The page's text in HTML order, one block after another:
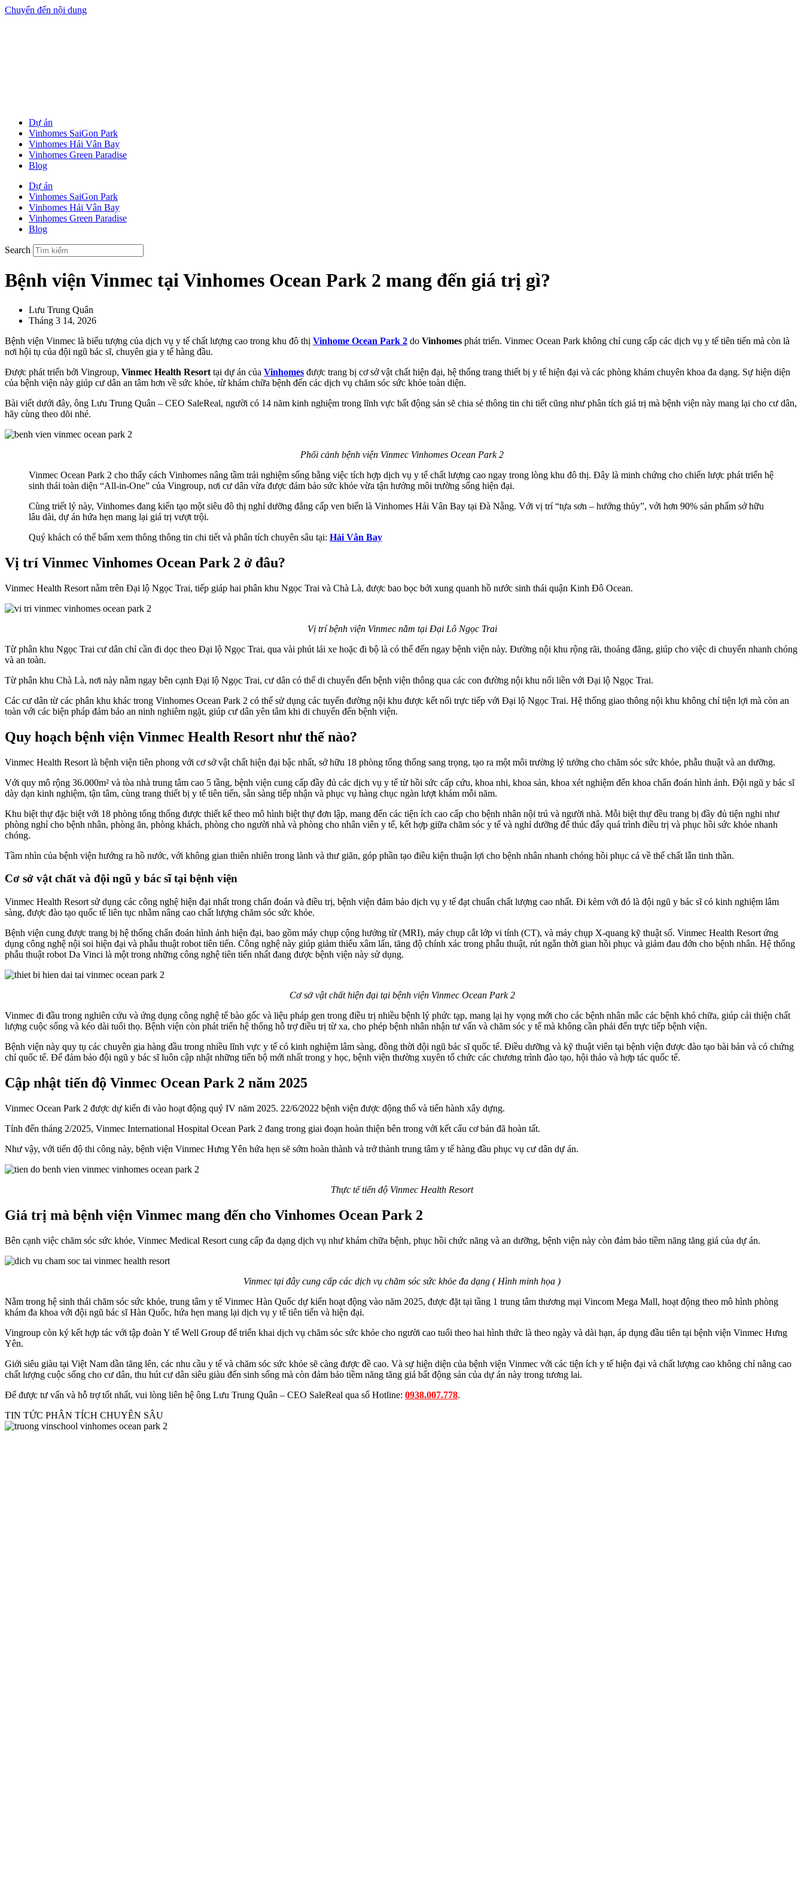
Chuyển đến nội dung
Dự án
Vinhomes SaiGon Park
Vinhomes Hải Vân Bay
Vinhomes Green Paradise
Blog
Dự án
Vinhomes SaiGon Park
Vinhomes Hải Vân Bay
Vinhomes Green Paradise
Blog
Search
Bệnh viện Vinmec tại Vinhomes Ocean Park 2 mang đến giá trị gì?
Lưu Trung Quân
Tháng 3 14, 2026
Bệnh viện Vinmec là biểu tượng của dịch vụ y tế chất lượng cao trong khu đô thị Vinhome Ocean Park 2 do Vinhomes phát triển. Vinmec Ocean Park không chỉ cung cấp các dịch vụ y tế tiên tiến mà còn là
nơi hội tụ của đội ngũ bác sĩ, chuyên gia y tế hàng đầu.
Được phát triển bởi Vingroup, Vinmec Health Resort tại dự án của Vinhomes được trang bị cơ sở vật chất hiện đại, hệ thống trang thiết bị y tế hiện đại và các phòng khám chuyên khoa đa dạng. Sự hiện diện
của bệnh viện này giúp cư dân an tâm hơn về sức khỏe, từ khám chữa bệnh đến các dịch vụ chăm sóc sức khỏe toàn diện.
Bài viết dưới đây, ông Lưu Trung Quân – CEO SaleReal, người có 14 năm kinh nghiệm trong lĩnh vực bất động sản sẽ chia sẻ thông tin chi tiết cũng như phân tích giá trị mà bệnh viện này mang lại cho cư dân,
hãy cùng theo dõi nhé.
Phối cảnh bệnh viện Vinmec Vinhomes Ocean Park 2
Vinmec Ocean Park 2 cho thấy cách Vinhomes nâng tầm trải nghiệm sống bằng việc tích hợp dịch vụ y tế chất lượng cao ngay trong lòng khu đô thị. Đây là minh chứng cho chiến lược phát triển hệ
sinh thái toàn diện “All-in-One” của Vingroup, nơi cư dân vừa được đảm bảo sức khỏe vừa tận hưởng môi trường sống hiện đại.
Cùng triết lý này, Vinhomes đang kiến tạo một siêu đô thị nghỉ dưỡng đẳng cấp ven biển là Vinhomes Hải Vân Bay tại Đà Nẵng. Với vị trí “tựa sơn – hướng thủy”, với hơn 90% sản phẩm sở hữu
lâu dài, dự án hứa hẹn mang lại giá trị vượt trội.
Quý khách có thể bấm xem thông thông tin chi tiết và phân tích chuyên sâu tại: Hải Vân Bay
Vị trí Vinmec Vinhomes Ocean Park 2 ở đâu?
Vinmec Health Resort nằm trên Đại lộ Ngọc Trai, tiếp giáp hai phân khu Ngọc Trai và Chà Là, được bao bọc bởi xung quanh hồ nước sinh thái quận Kinh Đô Ocean.
Vị trí bệnh viện Vinmec nằm tại Đại Lô Ngọc Trai
Từ phân khu Ngọc Trai cư dân chỉ cần đi dọc theo Đại lộ Ngọc Trai, qua vài phút lái xe hoặc đi bộ là có thể đến ngay bệnh viện này. Đường nội khu rộng rãi, thoáng đãng, giúp cho việc di chuyển nhanh chóng
và an toàn.
Từ phân khu Chà Là, nơi này nằm ngay bên cạnh Đại lộ Ngọc Trai, cư dân có thể di chuyển đến bệnh viện thông qua các con đường nội khu nối liền với Đại lộ Ngọc Trai.
Các cư dân từ các phân khu khác trong Vinhomes Ocean Park 2 có thể sử dụng các tuyến đường nội khu được kết nối trực tiếp với Đại lộ Ngọc Trai. Hệ thống giao thông nội khu không chỉ tiện lợi mà còn an
toàn với các biện pháp đảm bảo an ninh nghiêm ngặt, giúp cư dân yên tâm khi di chuyển đến bệnh viện.
Quy hoạch bệnh viện Vinmec Health Resort như thế nào?
Vinmec Health Resort là bệnh viện tiên phong với cơ sở vật chất hiện đại bậc nhất, sở hữu 18 phòng tổng thống sang trọng, tạo ra một môi trường lý tưởng cho chăm sóc sức khỏe, phẫu thuật và an dưỡng.
Với quy mô rộng 36.000m² và tòa nhà trung tâm cao 5 tầng, bệnh viện cung cấp đầy đủ các dịch vụ y tế từ hồi sức cấp cứu, khoa nhi, khoa sản, khoa xét nghiệm đến khoa chẩn đoán hình ảnh. Đội ngũ y bác sĩ
dày dạn kinh nghiệm, tận tâm, cùng trang thiết bị y tế tiên tiến, sẵn sàng tiếp nhận và phục vụ hàng chục ngàn lượt khám mỗi năm.
Khu biệt thự đặc biệt với 18 phòng tổng thống được thiết kế theo mô hình biệt thự đơn lập, mang đến các tiện ích cao cấp cho bệnh nhân nội trú và người nhà. Mỗi biệt thự đều trang bị đầy đủ tiện nghi như
phòng nghỉ cho bệnh nhân, phòng ăn, phòng khách, phòng cho người nhà và phòng cho nhân viên y tế, kết hợp giữa chăm sóc y tế và nghỉ dưỡng để thúc đẩy quá trình điều trị và phục hồi sức khỏe nhanh
chóng.
Tầm nhìn của bệnh viện hướng ra hồ nước, với không gian thiên nhiên trong lành và thư giãn, góp phần tạo điều kiện thuận lợi cho bệnh nhân nhanh chóng hồi phục cả về thể chất lẫn tinh thần.
Cơ sở vật chất và đội ngũ y bác sĩ tại bệnh viện
Vinmec Health Resort sử dụng các công nghệ hiện đại nhất trong chẩn đoán và điều trị, bệnh viện đảm bảo dịch vụ y tế đạt chuẩn chất lượng cao nhất. Đi kèm với đó là đội ngũ y bác sĩ có kinh nghiệm lâm
sàng, được đào tạo quốc tế liên tục nhằm nâng cao chất lượng chăm sóc sức khỏe.
Bệnh viện cung được trang bị hệ thống chẩn đoán hình ảnh hiện đại, bao gồm máy chụp cộng hưởng từ (MRI), máy chụp cắt lớp vi tính (CT), và máy chụp X-quang kỹ thuật số. Vinmec Health Resort ứng
dụng công nghệ nội soi hiện đại và phẫu thuật robot tiên tiến. Công nghệ này giúp giảm thiểu xâm lấn, tăng độ chính xác trong phẫu thuật, rút ngắn thời gian hồi phục và giảm đau đớn cho bệnh nhân. Hệ thống
phẫu thuật robot Da Vinci là một trong những công nghệ tiên tiến nhất đang được bệnh viện này sử dụng.
Cơ sở vật chất hiện đại tại bệnh viện Vinmec Ocean Park 2
Vinmec đi đầu trong nghiên cứu và ứng dụng công nghệ tế bào gốc và liệu pháp gen trong điều trị nhiều bệnh lý phức tạp, mang lại hy vọng mới cho các bệnh nhân mắc các bệnh khó chữa, giúp cải thiện chất
lượng cuộc sống và kéo dài tuổi thọ. Bệnh viện còn phát triển hệ thống hỗ trợ điều trị từ xa, cho phép bệnh nhân nhận tư vấn và chăm sóc y tế mà không cần phải đến trực tiếp bệnh viện.
Bệnh viện này quy tụ các chuyên gia hàng đầu trong nhiều lĩnh vực y tế có kinh nghiệm lâm sàng, đồng thời đội ngũ bác sĩ quốc tế. Điều dưỡng và kỹ thuật viên tại bệnh viện được đào tạo bài bản và có chứng
chỉ quốc tế. Để đảm bảo đội ngũ y bác sĩ luôn cập nhật những tiến bộ mới nhất trong y học, bệnh viện thường xuyên tổ chức các chương trình đào tạo, hội thảo và hợp tác quốc tế.
Cập nhật tiến độ Vinmec Ocean Park 2 năm 2025
Vinmec Ocean Park 2 được dự kiến đi vào hoạt động quý IV năm 2025. 22/6/2022 bệnh viện được động thổ và tiến hành xây dựng.
Tính đến tháng 2/2025, Vinmec International Hospital Ocean Park 2 đang trong giai đoạn hoàn thiện bên trong với kết cấu cơ bản đã hoàn tất.
Như vậy, với tiến độ thi công này, bệnh viện Vinmec Hưng Yên hứa hẹn sẽ sớm hoàn thành và trở thành trung tâm y tế hàng đầu phục vụ cư dân dự án.
Thực tế tiến độ Vinmec Health Resort
Giá trị mà bệnh viện Vinmec mang đến cho Vinhomes Ocean Park 2
Bên cạnh việc chăm sóc sức khỏe, Vinmec Medical Resort cung cấp đa dạng dịch vụ như khám chữa bệnh, phục hồi chức năng và an dưỡng, bệnh viện này còn đảm bảo tiềm năng tăng giá của dự án.
Vinmec tại đây cung cấp các dịch vụ chăm sóc sức khỏe đa dạng ( Hình minh họa )
Nằm trong hệ sinh thái chăm sóc sức khỏe, trung tâm y tế Vinmec Hàn Quốc dự kiến hoạt động vào năm 2025, được đặt tại tầng 1 trung tâm thương mại Vincom Mega Mall, hoạt động theo mô hình phòng
khám đa khoa với đội ngũ bác sĩ Hàn Quốc, hứa hẹn mang lại dịch vụ y tế tiên tiến và hiện đại.
Vingroup còn ký kết hợp tác với tập đoàn Y tế Well Group để triển khai dịch vụ chăm sóc sức khỏe cho người cao tuổi theo hai hình thức là theo ngày và dài hạn, áp dụng đầu tiên tại bệnh viện Vinmec Hưng
Yên.
Giới siêu giàu tại Việt Nam dần tăng lên, các nhu cầu y tế và chăm sóc sức khỏe sẽ càng được đề cao. Và sự hiện diện của bệnh viện Vinmec với các tiện ích y tế hiện đại và chất lượng cao không chỉ nâng cao
chất lượng cuộc sống cho cư dân, thu hút cư dân siêu giàu đến sinh sống mà còn đảm bảo tiềm năng tăng giá bất động sản của dự án này trong tương lai.
Để được tư vấn và hỗ trợ tốt nhất, vui lòng liên hệ ông Lưu Trung Quân – CEO SaleReal qua số Hotline: 0938.007.778.
TIN TỨC PHÂN TÍCH CHUYÊN SÂU